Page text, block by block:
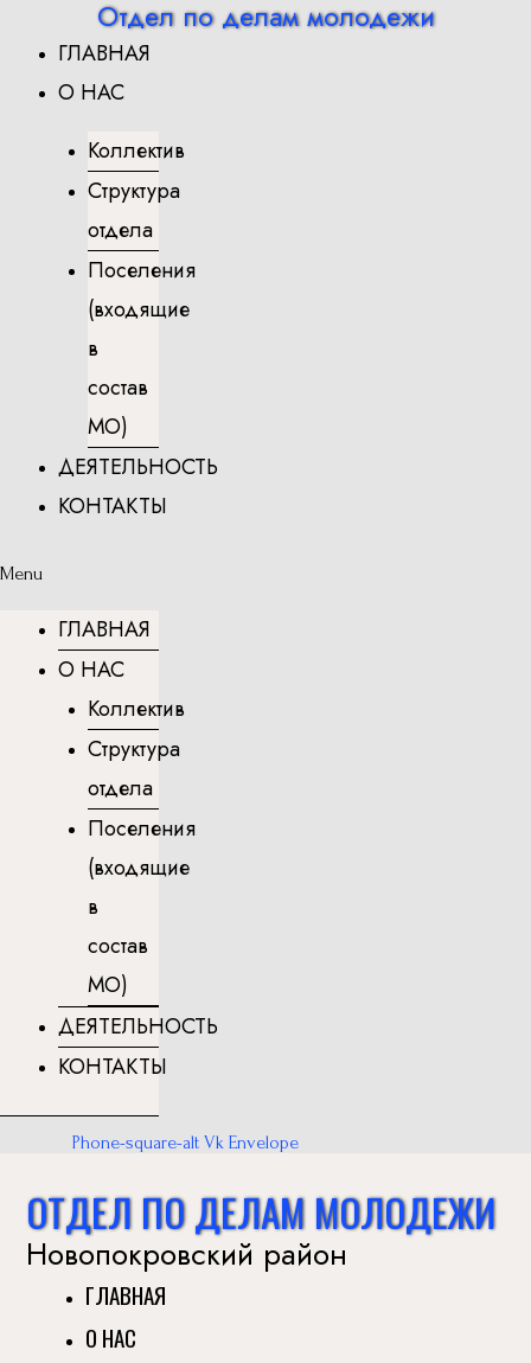
содержимому
Отдел по делам молодежи
ГЛАВНАЯ
О НАС
Коллектив
Структура
отдела
Поселения
(входящие
в
состав
МО)
ДЕЯТЕЛЬНОСТЬ
КОНТАКТЫ
Menu
ГЛАВНАЯ
О НАС
Коллектив
Структура
отдела
Поселения
(входящие
в
состав
МО)
ДЕЯТЕЛЬНОСТЬ
КОНТАКТЫ
Phone-square-alt Vk Envelope
ОТДЕЛ ПО ДЕЛАМ МОЛОДЕЖИ
Новопокровский район
ГЛАВНАЯ
О НАС